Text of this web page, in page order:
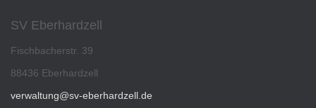
SV Eberhardzell
Fischbacherstr. 39
88436 Eberhardzell
verwaltung@sv-eberhardzell.de